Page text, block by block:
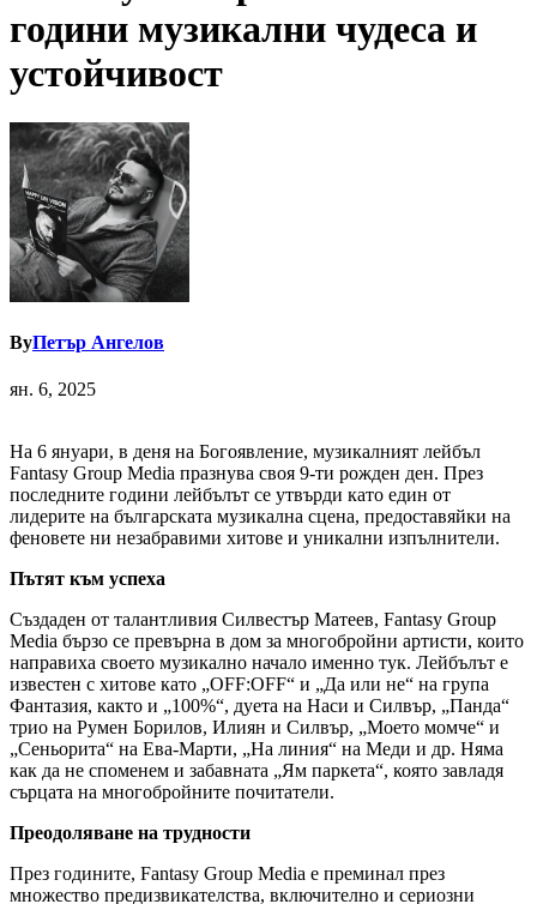
години музикални чудеса и
устойчивост
ByПетър Ангелов
ян. 6, 2025
На 6 януари, в деня на Богоявление, музикалният лейбъл
Fantasy Group Media празнува своя 9-ти рожден ден. През
последните години лейбълът се утвърди като един от
лидерите на българската музикална сцена, предоставяйки на
феновете ни незабравими хитове и уникални изпълнители.
Пътят към успеха
Създаден от талантливия Силвестър Матеев, Fantasy Group
Media бързо се превърна в дом за многобройни артисти, които
направиха своето музикално начало именно тук. Лейбълът е
известен с хитове като „OFF:OFF“ и „Да или не“ на група
Фантазия, както и „100%“, дуета на Наси и Силвър, „Панда“
трио на Румен Борилов, Илиян и Силвър, „Моето момче“ и
„Сеньорита“ на Ева-Марти, „На линия“ на Меди и др. Няма
как да не споменем и забавната „Ям паркета“, която завладя
сърцата на многобройните почитатели.
Преодоляване на трудности
През годините, Fantasy Group Media е преминал през
множество предизвикателства, включително и сериозни